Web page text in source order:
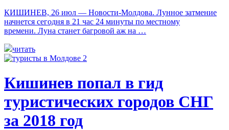
КИШИНЕВ, 26 июл — Новости-Молдова. Лунное затмение
начнется сегодня в 21 час 24 минуты по местному
времени. Луна станет багровой аж на …
читать
Кишинев попал в гид
туристических городов СНГ
за 2018 год